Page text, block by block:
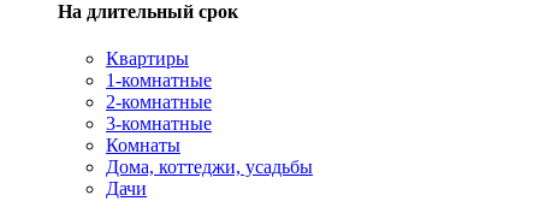
На длительный срок
Квартиры
1-комнатные
2-комнатные
3-комнатные
Комнаты
Дома, коттеджи, усадьбы
Дачи